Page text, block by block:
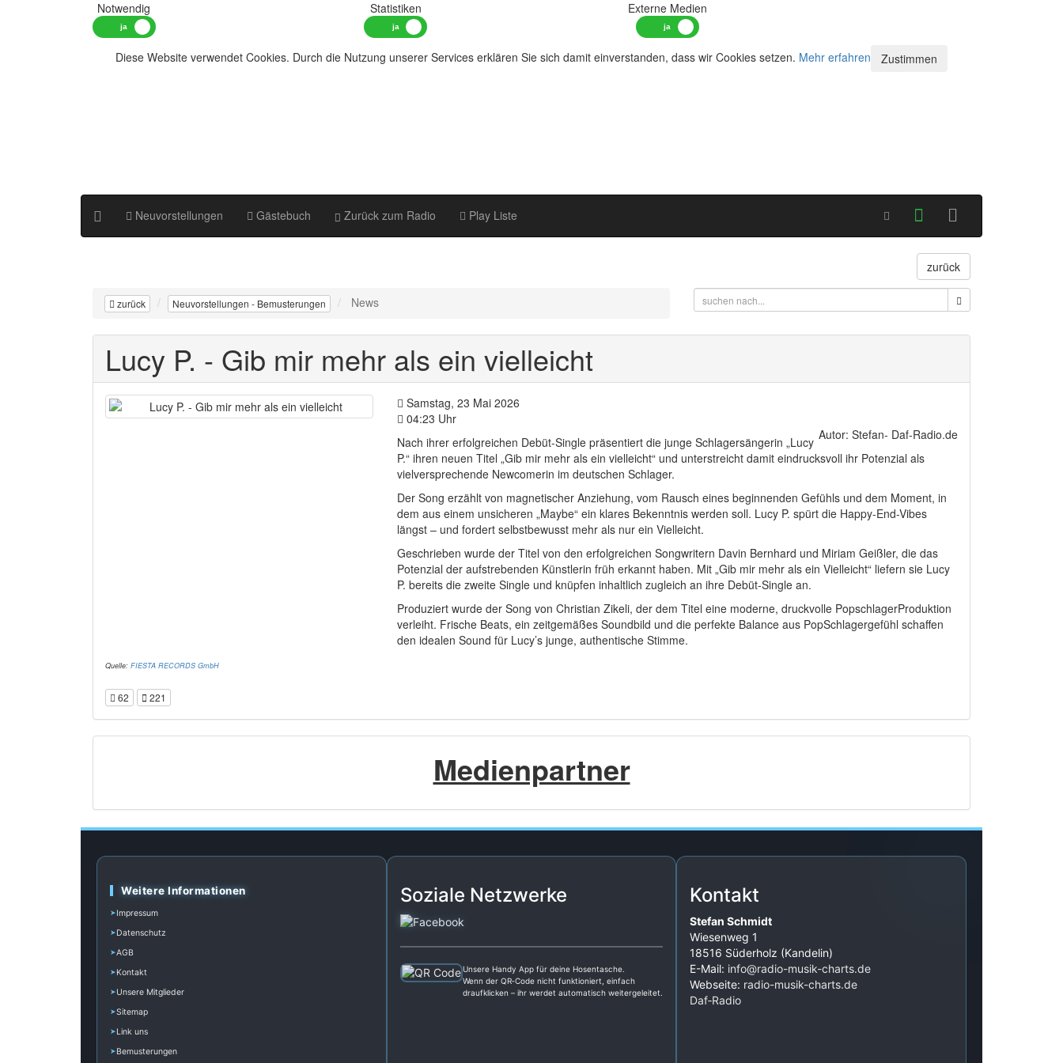
Notwendig Statistiken Externe Medien
Diese Website verwendet Cookies. Durch die Nutzung unserer Services erklären Sie sich damit einverstanden, dass wir Cookies setzen. Mehr erfahren Zustimmen
Neuvorstellungen Gästebuch Zurück zum Radio Play Liste
zurück
zurück Neuvorstellungen - Bemusterungen News
Lucy P. - Gib mir mehr als ein vielleicht
Samstag, 23 Mai 2026
04:23 Uhr
Autor: Stefan- Daf-Radio.de
Nach ihrer erfolgreichen Debüt-Single präsentiert die junge Schlagersängerin „Lucy
P.“ ihren neuen Titel „Gib mir mehr als ein vielleicht“ und unterstreicht damit eindrucksvoll ihr Potenzial als
vielversprechende Newcomerin im deutschen Schlager.
Der Song erzählt von magnetischer Anziehung, vom Rausch eines beginnenden Gefühls und dem Moment, in
dem aus einem unsicheren „Maybe“ ein klares Bekenntnis werden soll. Lucy P. spürt die Happy-End-Vibes
längst – und fordert selbstbewusst mehr als nur ein Vielleicht.
Geschrieben wurde der Titel von den erfolgreichen Songwritern Davin Bernhard und Miriam Geißler, die das
Potenzial der aufstrebenden Künstlerin früh erkannt haben. Mit „Gib mir mehr als ein Vielleicht“ liefern sie Lucy
P. bereits die zweite Single und knüpfen inhaltlich zugleich an ihre Debüt-Single an.
Produziert wurde der Song von Christian Zikeli, der dem Titel eine moderne, druckvolle PopschlagerProduktion
verleiht. Frische Beats, ein zeitgemäßes Soundbild und die perfekte Balance aus PopSchlagergefühl schaffen
den idealen Sound für Lucy’s junge, authentische Stimme.
Quelle: FIESTA RECORDS GmbH
62 221
Medienpartner
Weitere Informationen
Impressum
Datenschutz
AGB
Kontakt
Unsere Mitglieder
Sitemap
Link uns
Bemusterungen
Soziale Netzwerke
Unsere Handy App für deine Hosentasche.
Wenn der QR‑Code nicht funktioniert, einfach
draufklicken – ihr werdet automatisch weitergeleitet.
Kontakt
Stefan Schmidt
Wiesenweg 1
18516 Süderholz (Kandelin)
E-Mail: info@radio-musik-charts.de
Webseite: radio-musik-charts.de
Daf‑Radio